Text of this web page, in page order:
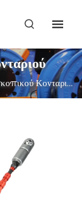
Κονταριού